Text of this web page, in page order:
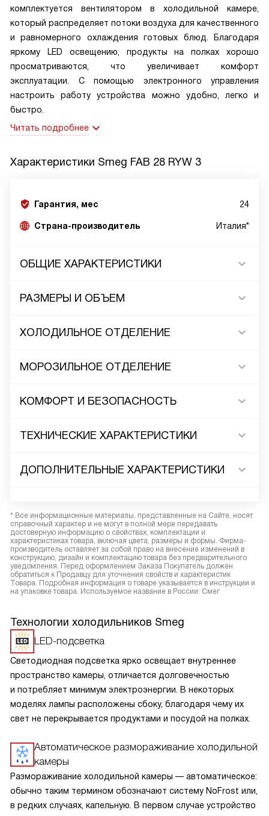
комплектуется вентилятором в холодильной камере,
который распределяет потоки воздуха для качественного
и равномерного охлаждения готовых блюд. Благодаря
яркому LED освещению, продукты на полках хорошо
просматриваются, что увеличивает комфорт
эксплуатации. С помощью электронного управления
настроить работу устройства можно удобно, легко и
быстро.
Читать подробнее
Характеристики Smeg FAB 28 RYW 3
Гарантия, мес 24
Страна-производитель Италия*
ОБЩИЕ ХАРАКТЕРИСТИКИ
РАЗМЕРЫ И ОБЪЕМ
ХОЛОДИЛЬНОЕ ОТДЕЛЕНИЕ
МОРОЗИЛЬНОЕ ОТДЕЛЕНИЕ
КОМФОРТ И БЕЗОПАСНОСТЬ
ТЕХНИЧЕСКИЕ ХАРАКТЕРИСТИКИ
ДОПОЛНИТЕЛЬНЫЕ ХАРАКТЕРИСТИКИ
* Все информационные материалы, представленные на Сайте, носят
справочный характер и не могут в полной мере передавать
достоверную информацию о свойствах, комплектации и
характеристиках товара, включая цвета, размеры и формы. Фирма-
производитель оставляет за собой право на внесение изменений в
конструкцию, дизайн и комплектацию товара без предварительного
уведомления. Перед оформлением Заказа Покупатель должен
обратиться к Продавцу для уточнения свойств и характеристик
Товара. Подробная информация о товаре указывается в инструкции и
на упаковке товара. Используемое название в России: Смег
Технологии холодильников Smeg
LED-подсветка
Светодиодная подсветка ярко освещает внутреннее
пространство камеры, отличается долговечностью
и потребляет минимум электроэнергии. В некоторых
моделях лампы расположены сбоку, благодаря чему их
свет не перекрывается продуктами и посудой на полках.
Автоматическое размораживание холодильной
камеры
Размораживание холодильной камеры — автоматическое:
обычно таким термином обозначают систему NoFrost или,
в редких случаях, капельную. В первом случае устройство